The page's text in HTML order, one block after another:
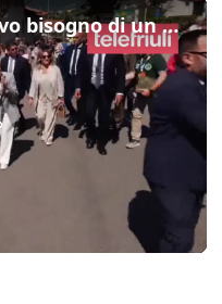
Meloni a Gemona: «Avevo bisogno di un po’ di sano orgoglio nazionale»